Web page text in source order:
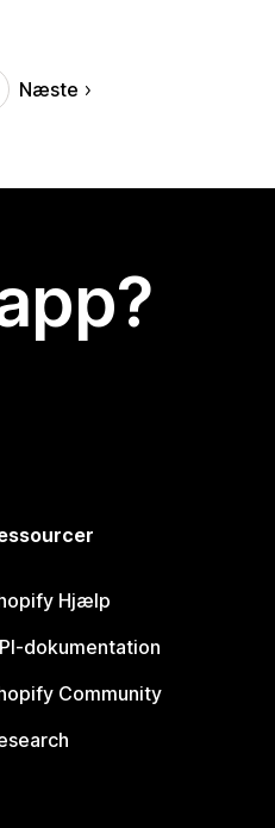
Næste
Hjælp
dokumentation
Community